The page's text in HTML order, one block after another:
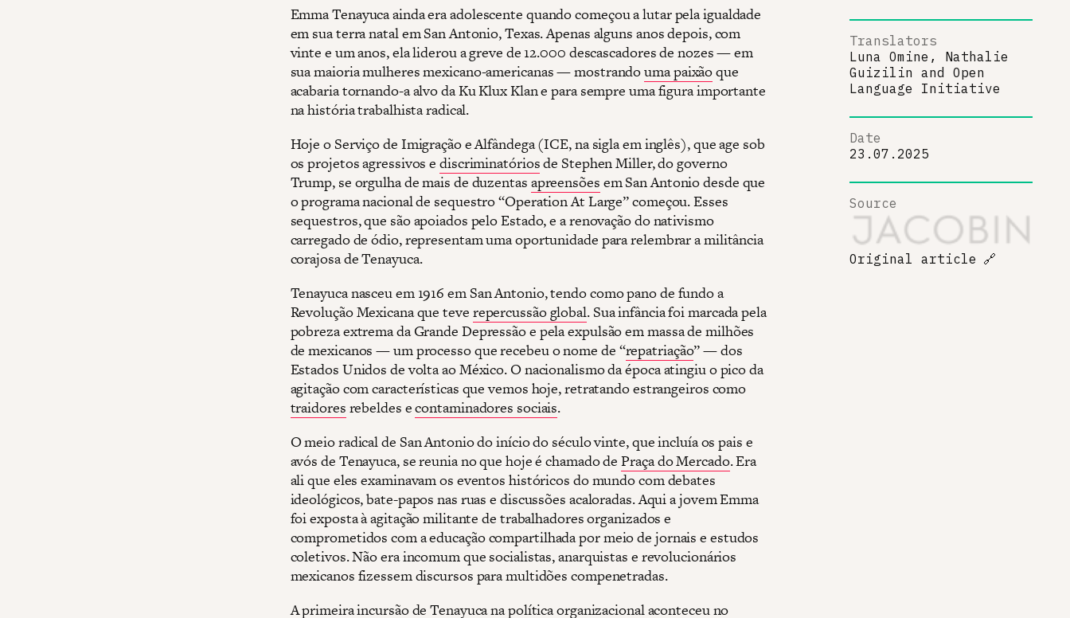
Emma Tenayuca ainda era adolescente quando começou a lutar pela igualdade
em sua terra natal em San Antonio, Texas. Apenas alguns anos depois, com
vinte e um anos, ela liderou a greve de 12.000 descascadores de nozes — em
sua maioria mulheres mexicano-americanas — mostrandouma paixãoque
acabaria tornando-a alvo da Ku Klux Klan e para sempre uma figura importante
na história trabalhista radical.
Hoje o Serviço de Imigração e Alfândega (ICE, na sigla em inglês), que age sob
os projetos agressivos e discriminatóriosde Stephen Miller, do governo
Trump, se orgulha de mais de duzentas apreensões em San Antonio desde que
o programa nacional de sequestro “Operation At Large” começou. Esses
sequestros, que são apoiados pelo Estado, e a renovação do nativismo
carregado de ódio, representam uma oportunidade para relembrar a militância
corajosa de Tenayuca.
Tenayuca nasceu em 1916 em San Antonio, tendo como pano de fundo a
Revolução Mexicana que teve repercussão global. Sua infância foi marcada pela
pobreza extrema da Grande Depressão e pela expulsão em massa de milhões
de mexicanos — um processo que recebeu o nome de “repatriação” — dos
Estados Unidos de volta ao México. O nacionalismo da época atingiu o pico da
agitação com características que vemos hoje, retratando estrangeiros como
traidores rebeldes econtaminadores sociais.
O meio radical de San Antonio do início do século vinte, que incluía os pais e
avós de Tenayuca, se reunia no que hoje é chamado dePraça do Mercado. Era
ali que eles examinavam os eventos históricos do mundo com debates
ideológicos, bate-papos nas ruas e discussões acaloradas. Aqui a jovem Emma
foi exposta à agitação militante de trabalhadores organizados e
comprometidos com a educação compartilhada por meio de jornais e estudos
coletivos. Não era incomum que socialistas, anarquistas e revolucionários
mexicanos fizessem discursos para multidões compenetradas.
A primeira incursão de Tenayuca na política organizacional aconteceu no
Translators
Luna Omine, Nathalie
Guizilin and Open
Language Initiative
Date
23.07.2025
Source
Original article 🔗